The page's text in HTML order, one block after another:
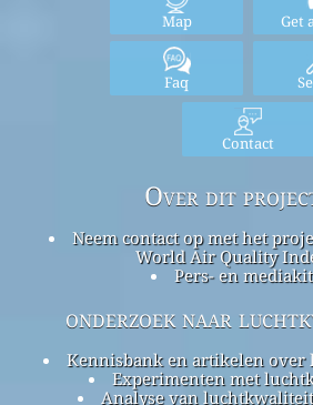
Map Get
Faq
Contact
Over dit
Neem contact op met het
World Air Quality
Pers- en mediakit
onderzoek naar
Kennisbank en artikelen
Experimenten met
Analyse van